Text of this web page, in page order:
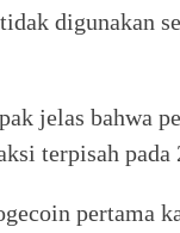
digunakan
jelas bahwa
terpisah
pertama